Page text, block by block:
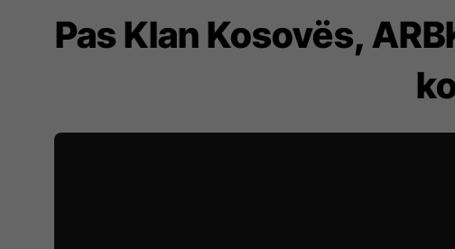
Pas Klan Kosovës,